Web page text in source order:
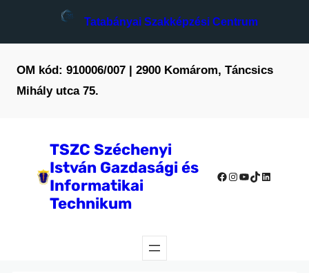
Tatabányai Szakképzési Centrum
OM kód: 910006/007 | 2900 Komárom, Táncsics
Mihály utca 75.
TSZC Széchenyi
István Gazdasági és
Informatikai
Technikum
Facebook
Instagram
YouTube
TikTok
LinkedIn